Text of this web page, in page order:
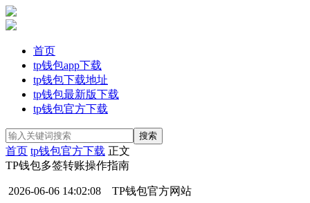
首页
tp钱包app下载
tp钱包下载地址
tp钱包最新版下载
tp钱包官方下载
首页 tp钱包官方下载 正文
TP钱包多签转账操作指南
2026-06-06 14:02:08 TP钱包官方网站